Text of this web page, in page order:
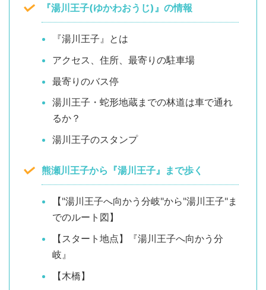
『湯川王子(ゆかわおうじ)』の情報
『湯川王子』とは
アクセス、住所、最寄りの駐車場
最寄りのバス停
湯川王子・蛇形地蔵までの林道は車で通れ
るか？
湯川王子のスタンプ
熊瀬川王子から『湯川王子』まで歩く
【"湯川王子へ向かう分岐"から"湯川王子"ま
でのルート図】
【スタート地点】『湯川王子へ向かう分
岐』
【木橋】